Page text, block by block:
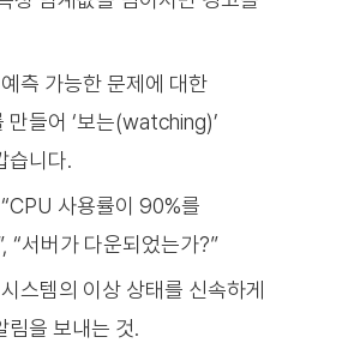
예측 가능한 문제에 대한
만들어 ‘보는(watching)’
습니다.
“CPU 사용률이 90%를
“서버가 다운되었는가?”
시스템의 이상 상태를 신속하게
림을 보내는 것.